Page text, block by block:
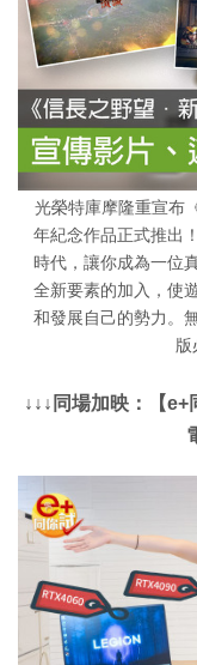
光榮特庫摩隆重宣布
年紀念作品正式推出
時代，讓你成為一位
全新要素的加入，使
和發展自己的勢力。
版
↓↓↓同場加映：【